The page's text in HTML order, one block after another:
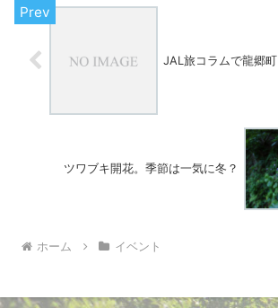
JAL旅コラムで龍郷町
ツワブキ開花。季節は一気に冬？
ホーム イベント